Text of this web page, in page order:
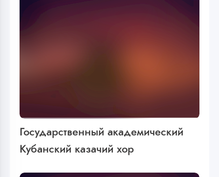
Государственный академический
Кубанский казачий хор